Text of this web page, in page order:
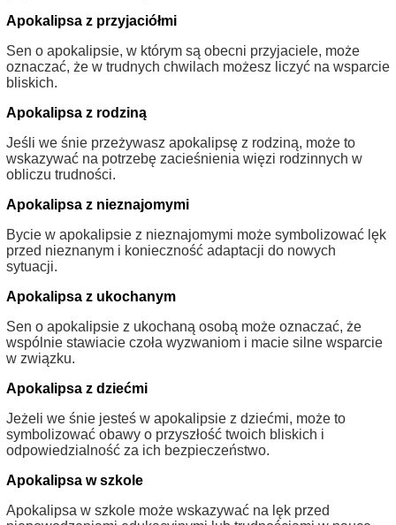
Apokalipsa z przyjaciółmi
Sen o apokalipsie, w którym są obecni przyjaciele, może
oznaczać, że w trudnych chwilach możesz liczyć na wsparcie
bliskich.
Apokalipsa z rodziną
Jeśli we śnie przeżywasz apokalipsę z rodziną, może to
wskazywać na potrzebę zacieśnienia więzi rodzinnych w
obliczu trudności.
Apokalipsa z nieznajomymi
Bycie w apokalipsie z nieznajomymi może symbolizować lęk
przed nieznanym i konieczność adaptacji do nowych
sytuacji.
Apokalipsa z ukochanym
Sen o apokalipsie z ukochaną osobą może oznaczać, że
wspólnie stawiacie czoła wyzwaniom i macie silne wsparcie
w związku.
Apokalipsa z dziećmi
Jeżeli we śnie jesteś w apokalipsie z dziećmi, może to
symbolizować obawy o przyszłość twoich bliskich i
odpowiedzialność za ich bezpieczeństwo.
Apokalipsa w szkole
Apokalipsa w szkole może wskazywać na lęk przed